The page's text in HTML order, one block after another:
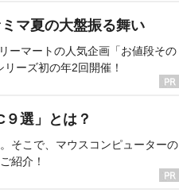
マ夏の大盤振る舞い
ーマートの人気企画「お値段その
ーズ初の年2回開催！
選」とは？
そこで、マウスコンピューターの
紹介！